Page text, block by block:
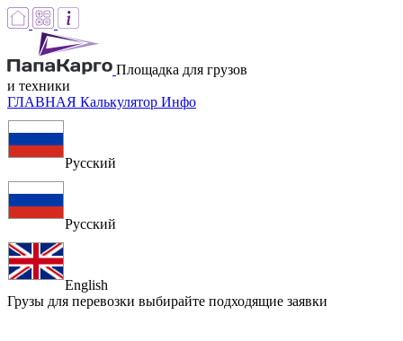
Площадка для грузов
и техники
ГЛАВНАЯ Калькулятор Инфо
Русский
Русский
English
Грузы для перевозки выбирайте подходящие заявки